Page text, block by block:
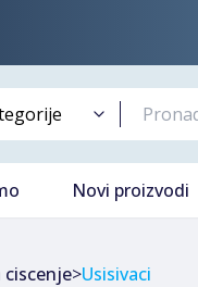
Novi proizvodi
ciscenje>Usisivaci